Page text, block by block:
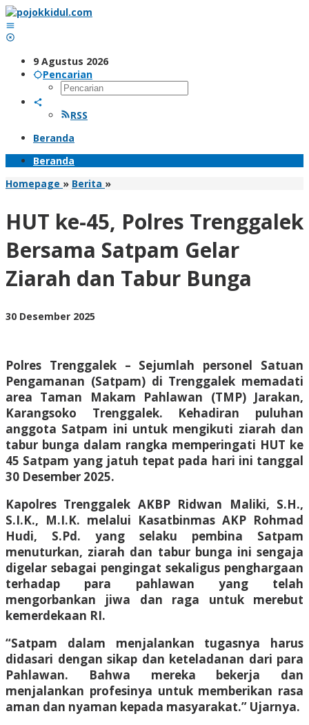
Lewati
ke
konten
9 Agustus 2026
Pencarian
RSS
Beranda
Beranda
Homepage » Berita »HUT
Polres
Trenggalek
Bersama
Satpam
Gelar
Ziarah
HUT ke-45, Polres Trenggalek
Bersama Satpam Gelar
Ziarah dan Tabur Bunga
30 Desember 2025
Polres Trenggalek – Sejumlah personel Satuan
Pengamanan (Satpam) di Trenggalek memadati
area Taman Makam Pahlawan (TMP) Jarakan,
Karangsoko Trenggalek. Kehadiran puluhan
anggota Satpam ini untuk mengikuti ziarah dan
tabur bunga dalam rangka memperingati HUT ke
45 Satpam yang jatuh tepat pada hari ini tanggal
30 Desember 2025.
Kapolres Trenggalek AKBP Ridwan Maliki, S.H.,
S.I.K., M.I.K. melalui Kasatbinmas AKP Rohmad
Hudi, S.Pd. yang selaku pembina Satpam
menuturkan, ziarah dan tabur bunga ini sengaja
digelar sebagai pengingat sekaligus penghargaan
terhadap para pahlawan yang telah
mengorbankan jiwa dan raga untuk merebut
kemerdekaan RI.
“Satpam dalam menjalankan tugasnya harus
didasari dengan sikap dan keteladanan dari para
Pahlawan. Bahwa mereka bekerja dan
menjalankan profesinya untuk memberikan rasa
aman dan nyaman kepada masyarakat.” Ujarnya.